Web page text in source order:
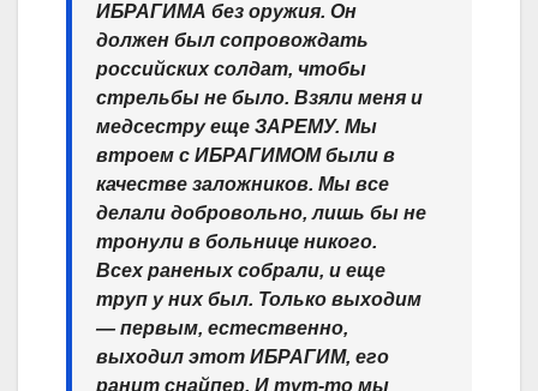
ИБРАГИМА без оружия. Он
должен был сопровождать
российских солдат, чтобы
стрельбы не было. Взяли меня и
медсестру еще ЗАРЕМУ. Мы
втроем с ИБРАГИМОМ были в
качестве заложников. Мы все
делали добровольно, лишь бы не
тронули в больнице никого.
Всех раненых собрали, и еще
труп у них был. Только выходим
— первым, естественно,
выходил этот ИБРАГИМ, его
ранит снайпер. И тут-то мы